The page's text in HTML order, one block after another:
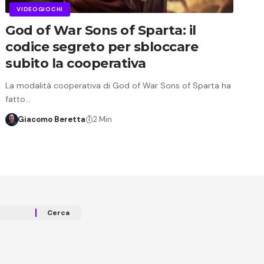
VIDEOGIOCHI
God of War Sons of Sparta: il
codice segreto per sbloccare
subito la cooperativa
La modalità cooperativa di God of War Sons of Sparta ha
fatto…
Giacomo Beretta 2 Min